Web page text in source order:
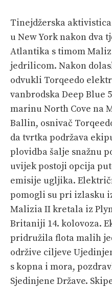
Tinejdžerska
u New York nakon dva
Atlantika s timom
jedrilicom. Nakon
odvukli Torqeedo
vanbrodska Deep Blue
marinu North Cove na
Ballin, osnivač
da tvrtka podržava
plovidba šalje snažnu
uvijek postoji opcija
emisije ugljika.
pomogli su pri izlasku
Malizia II kretala iz
Britaniji 14. kolovoza.
pridružila flota malih
održive ciljeve
s kopna i mora,
Sjedinjene Države.